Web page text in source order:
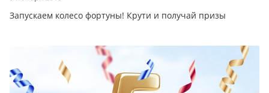
Запускаем колесо фортуны! Крути и получай призы